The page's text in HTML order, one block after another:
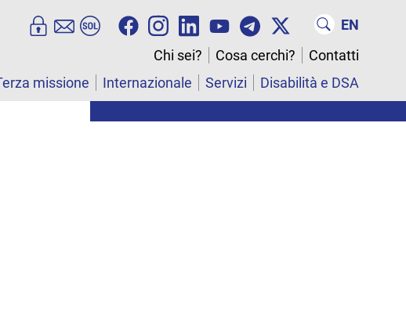
EN
Chi sei?
Cosa cerchi?
Contatti
missione Internazionale Servizi Disabilità e DSA